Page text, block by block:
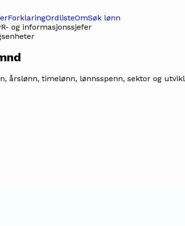
ForklaringOrdlisteOmSøk lønn
og informasjonssjefer
årslønn, timelønn, lønnsspenn, sektor og